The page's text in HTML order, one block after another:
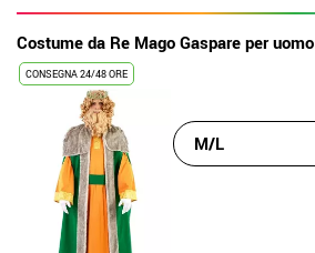
Costume da Re Mago Gaspare per uomo
CONSEGNA 24/48 ORE
M/L